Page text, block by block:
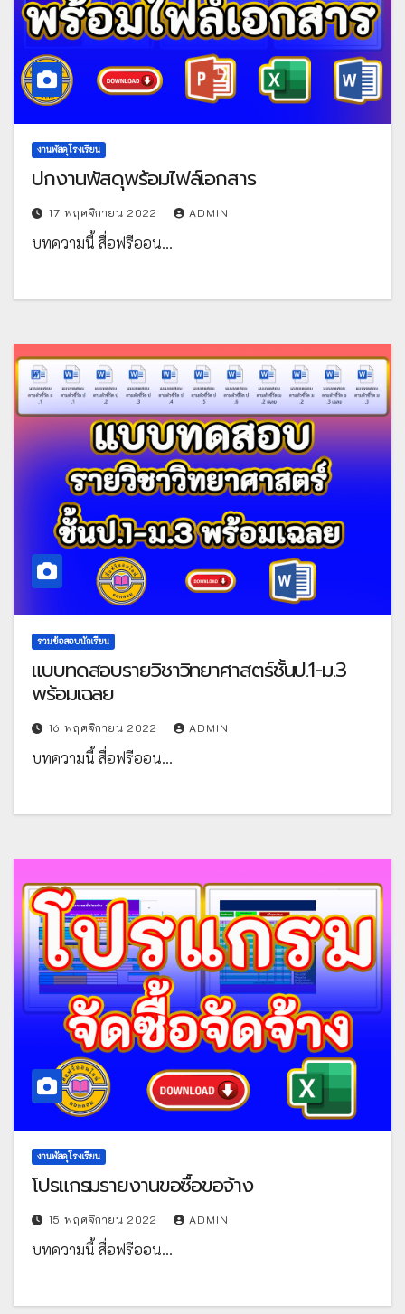
งานพัสดุโรงเรียน
ปกงานพัสดุพร้อมไฟล์เอกสาร
17 พฤศจิกายน 2022 ADMIN
บทความนี้ สื่อฟรีออน…
รวมข้อสอบนักเรียน
แบบทดสอบรายวิชาวิทยาศาสตร์ชั้นป.1-ม.3
พร้อมเฉลย
16 พฤศจิกายน 2022 ADMIN
บทความนี้ สื่อฟรีออน…
งานพัสดุโรงเรียน
โปรแกรมรายงานขอซื้อขอจ้าง
15 พฤศจิกายน 2022 ADMIN
บทความนี้ สื่อฟรีออน…